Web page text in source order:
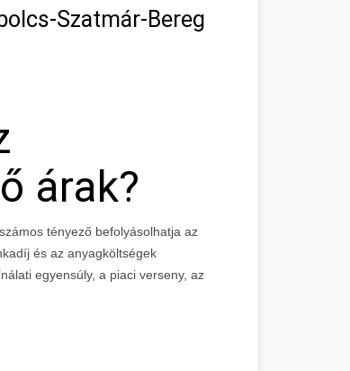
Szatmár-Bereg
árak?
tényező befolyásolhatja az
és az anyagköltségek
egyensúly, a piaci verseny, az